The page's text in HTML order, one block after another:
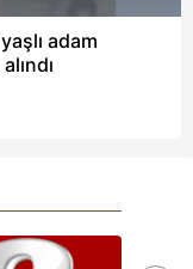
adam